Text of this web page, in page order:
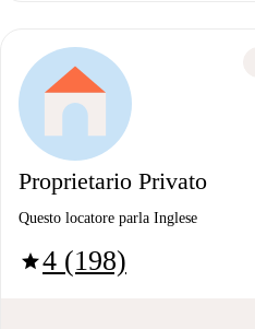
Proprietario Privato
Questo locatore parla Inglese
star4 (198)